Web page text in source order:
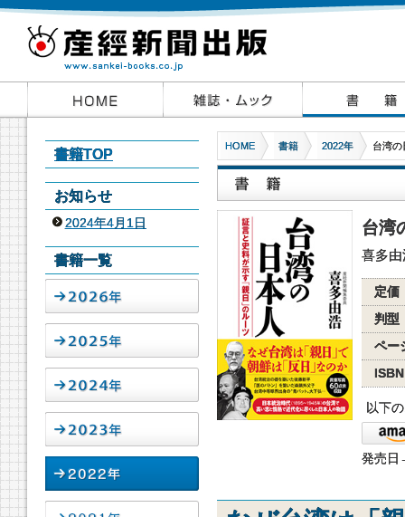
書籍TOP
お知らせ
2024年4月1日
書籍一覧
HOME 書籍 2022年 台湾
台湾
喜多
定価
判型
ペー
ISBN
以下
発売日